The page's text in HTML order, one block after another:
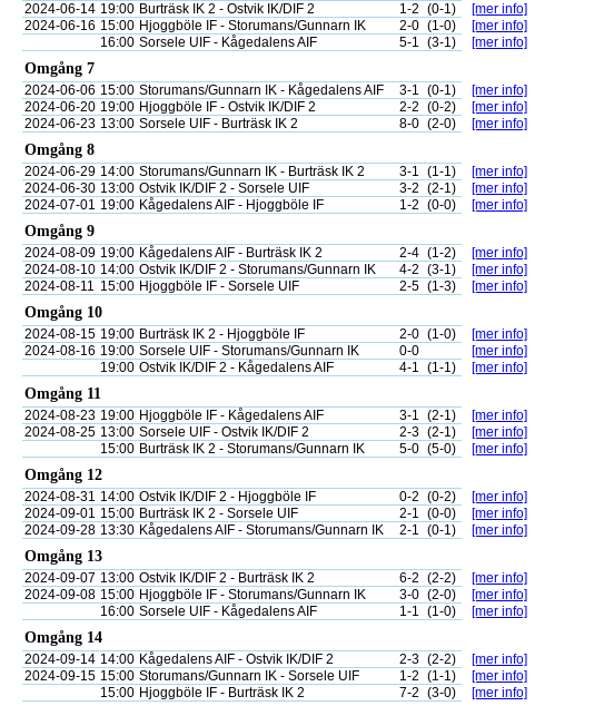
2024-06-14 19:00 Burträsk IK 2 - Ostvik IK/DIF 2 1-2 (0-1)
[mer info]
2024-06-16 15:00 Hjoggböle IF - Storumans/Gunnarn IK 2-0 (1-0)
[mer info]
16:00 Sorsele UIF - Kågedalens AIF 5-1 (3-1) [mer info]
Omgång 7
2024-06-06 15:00 Storumans/Gunnarn IK - Kågedalens AIF 3-1 (0-1)
[mer info]
2024-06-20 19:00 Hjoggböle IF - Ostvik IK/DIF 2 2-2 (0-2)
[mer info]
2024-06-23 13:00 Sorsele UIF - Burträsk IK 2 8-0 (2-0) [mer info]
Omgång 8
2024-06-29 14:00 Storumans/Gunnarn IK - Burträsk IK 2 3-1 (1-1)
[mer info]
2024-06-30 13:00 Ostvik IK/DIF 2 - Sorsele UIF 3-2 (2-1)
[mer info]
2024-07-01 19:00 Kågedalens AIF - Hjoggböle IF 1-2 (0-0) [mer info]
Omgång 9
2024-08-09 19:00 Kågedalens AIF - Burträsk IK 2 2-4 (1-2)
[mer info]
2024-08-10 14:00 Ostvik IK/DIF 2 - Storumans/Gunnarn IK 4-2 (3-1)
[mer info]
2024-08-11 15:00 Hjoggböle IF - Sorsele UIF 2-5 (1-3) [mer info]
Omgång 10
2024-08-15 19:00 Burträsk IK 2 - Hjoggböle IF 2-0 (1-0)
[mer info]
2024-08-16 19:00 Sorsele UIF - Storumans/Gunnarn IK 0-0
[mer info]
19:00 Ostvik IK/DIF 2 - Kågedalens AIF 4-1 (1-1) [mer info]
Omgång 11
2024-08-23 19:00 Hjoggböle IF - Kågedalens AIF 3-1 (2-1)
[mer info]
2024-08-25 13:00 Sorsele UIF - Ostvik IK/DIF 2 2-3 (2-1)
[mer info]
15:00 Burträsk IK 2 - Storumans/Gunnarn IK 5-0 (5-0) [mer info]
Omgång 12
2024-08-31 14:00 Ostvik IK/DIF 2 - Hjoggböle IF 0-2 (0-2)
[mer info]
2024-09-01 15:00 Burträsk IK 2 - Sorsele UIF 2-1 (0-0)
[mer info]
2024-09-28 13:30 Kågedalens AIF - Storumans/Gunnarn IK 2-1 (0-1) [mer info]
Omgång 13
2024-09-07 13:00 Ostvik IK/DIF 2 - Burträsk IK 2 6-2 (2-2)
[mer info]
2024-09-08 15:00 Hjoggböle IF - Storumans/Gunnarn IK 3-0 (2-0)
[mer info]
16:00 Sorsele UIF - Kågedalens AIF 1-1 (1-0) [mer info]
Omgång 14
2024-09-14 14:00 Kågedalens AIF - Ostvik IK/DIF 2 2-3 (2-2)
[mer info]
2024-09-15 15:00 Storumans/Gunnarn IK - Sorsele UIF 1-2 (1-1)
[mer info]
15:00 Hjoggböle IF - Burträsk IK 2 7-2 (3-0) [mer info]